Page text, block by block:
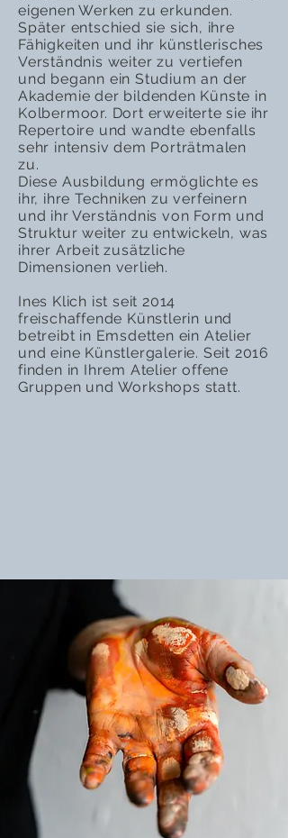
eigenen Werken zu erkunden.
Später entschied sie sich, ihre
Fähigkeiten und ihr künstlerisches
Verständnis weiter zu vertiefen
und begann ein Studium an der
Akademie der bildenden Künste in
Kolbermoor. Dort erweiterte sie ihr
Repertoire und wandte ebenfalls
sehr intensiv dem Porträtmalen
zu.
Diese Ausbildung ermöglichte es
ihr, ihre Techniken zu verfeinern
und ihr Verständnis von Form und
Struktur weiter zu entwickeln, was
ihrer Arbeit zusätzliche
Dimensionen verlieh.
Ines Klich ist seit 2014
freischaffende Künstlerin und
betreibt in Emsdetten ein Atelier
und eine Künstlergalerie. Seit 2016
finden in Ihrem Atelier offene
Gruppen und Workshops statt.